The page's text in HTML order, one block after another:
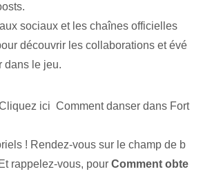
sociaux et les chaînes officielles
découvrir les collaborations et évé
dans le jeu.
ici Comment danser dans Fort
! Rendez-vous sur le champ de b
rappelez-vous, pour Comment obte